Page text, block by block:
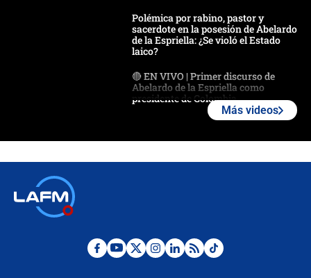
Polémica por rabino, pastor y
sacerdote en la posesión de Abelardo
de la Espriella: ¿Se violó el Estado
laico?
🔴 EN VIVO | Primer discurso de
Abelardo de la Espriella como
presidente de Colombia
Desde dermatitis hasta infecciones:
Más videos